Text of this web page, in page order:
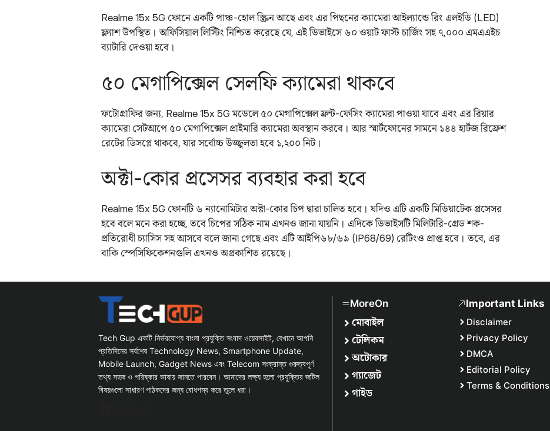
Realme 15x 5G ফোনে একটি পাঞ্চ-হোল স্ক্রিন আছে এবং এর পিছনের ক্যামেরা আইল্যান্ডে রিং এলইডি (LED)
ফ্ল্যাশ উপস্থিত। অফিসিয়াল লিস্টিং নিশ্চিত করেছে যে, এই ডিভাইসে ৬০ ওয়াট ফাস্ট চার্জিং সহ ৭,০০০ এমএএইচ
ব্যাটারি দেওয়া হবে।
৫০ মেগাপিক্সেল সেলফি ক্যামেরা থাকবে
ফটোগ্রাফির জন্য, Realme 15x 5G মডেলে ৫০ মেগাপিক্সেল ফ্রন্ট-ফেসিং ক্যামেরা পাওয়া যাবে এবং এর রিয়ার
ক্যামেরা সেটআপে ৫০ মেগাপিক্সেল প্রাইমারি ক্যামেরা অবস্থান করবে। আর স্মার্টফোনের সামনে ১৪৪ হার্টজ রিফ্রেশ
রেটের ডিসপ্লে থাকবে, যার সর্বোচ্চ উজ্জ্বলতা হবে ১,২০০ নিট।
অক্টা-কোর প্রসেসর ব্যবহার করা হবে
Realme 15x 5G ফোনটি ৬ ন্যানোমিটার অক্টা-কোর চিপ দ্বারা চালিত হবে। যদিও এটি একটি মিডিয়াটেক প্রসেসর
হবে বলে মনে করা হচ্ছে, তবে চিপের সঠিক নাম এখনও জানা যায়নি। এদিকে ডিভাইসটি মিলিটারি-গ্রেড শক-
প্রতিরোধী চ্যাসিস সহ আসবে বলে জানা গেছে এবং এটি আইপি৬৮/৬৯ (IP68/69) রেটিংও প্রাপ্ত হবে। তবে, এর
বাকি স্পেসিফিকেশনগুলি এখনও অপ্রকাশিত রয়েছে।
Tech Gup একটি নির্ভরযোগ্য বাংলা প্রযুক্তি সংবাদ ওয়েবসাইট, যেখানে আপনি
প্রতিদিনের সর্বশেষ Technology News, Smartphone Update,
Mobile Launch, Gadget News এবং Telecom সংক্রান্ত গুরুত্বপূর্ণ
তথ্য সহজ ও পরিষ্কার ভাষায় জানতে পারবেন। আমাদের লক্ষ্য হলো প্রযুক্তির জটিল
বিষয়গুলো সাধারণ পাঠকদের জন্য বোধগম্য করে তুলে ধরা।
MoreOn
মোবাইল
টেলিকম
অটোকার
গ্যাজেট
গাইড
Important Links
Disclaimer
Privacy Policy
DMCA
Editorial Policy
Terms & Conditions